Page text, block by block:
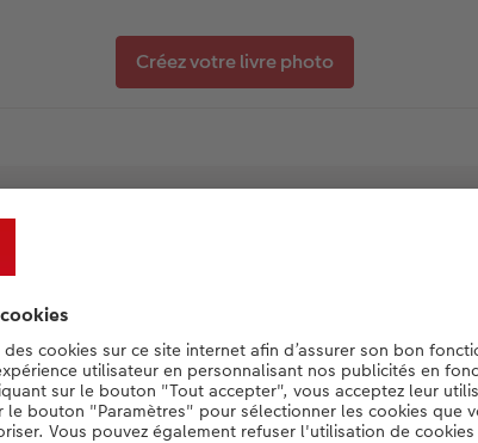
Créez votre livre photo
pour chaque
un style de LIVRE PHOTO
personnalité de votre animal.